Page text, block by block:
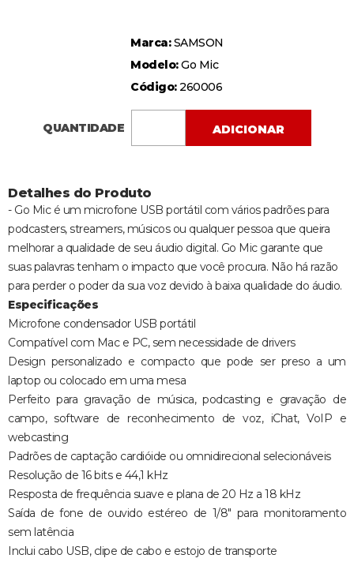
Marca:SAMSON
Modelo:Go Mic
Código:260006
QUANTIDADE ADICIONAR
Detalhes do Produto
- Go Mic é um microfone USB portátil com vários padrões para
podcasters, streamers, músicos ou qualquer pessoa que queira
melhorar a qualidade de seu áudio digital. Go Mic garante que
suas palavras tenham o impacto que você procura. Não há razão
para perder o poder da sua voz devido à baixa qualidade do áudio.
Especificações
Microfone condensador USB portátil
Compatível com Mac e PC, sem necessidade de drivers
Design personalizado e compacto que pode ser preso a um
laptop ou colocado em uma mesa
Perfeito para gravação de música, podcasting e gravação de
campo, software de reconhecimento de voz, iChat, VoIP e
webcasting
Padrões de captação cardióide ou omnidirecional selecionáveis
Resolução de 16 bits e 44,1 kHz
Resposta de frequência suave e plana de 20 Hz a 18 kHz
Saída de fone de ouvido estéreo de 1/8" para monitoramento
sem latência
Inclui cabo USB, clipe de cabo e estojo de transporte